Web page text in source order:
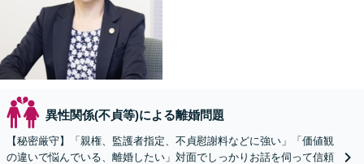
異性関係(不貞等)による離婚問題
【秘密厳守】「親権、監護者指定、不貞慰謝料などに強い」「価値観
の違いで悩んでいる、離婚したい」対面でしっかりお話を伺って信頼